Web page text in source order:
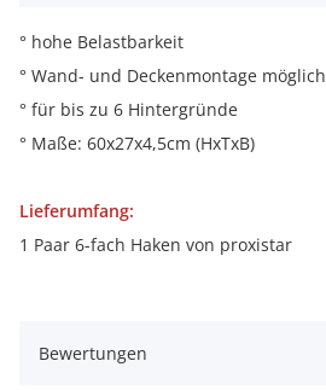
° hohe Belastbarkeit
° Wand- und Deckenmontage möglich
° für bis zu 6 Hintergründe
° Maße: 60x27x4,5cm (HxTxB)
Lieferumfang:
1 Paar 6-fach Haken von proxistar
Bewertungen